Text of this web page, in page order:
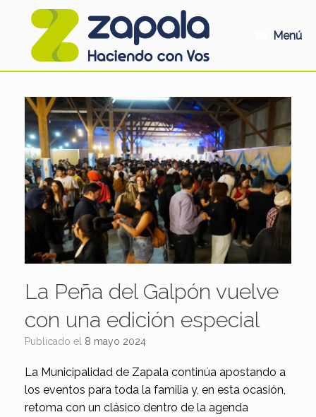
Menú
La Peña del Galpón vuelve
con una edición especial
Publicado el 8 mayo 2024
La Municipalidad de Zapala continúa apostando a
los eventos para toda la familia y, en esta ocasión,
retoma con un clásico dentro de la agenda